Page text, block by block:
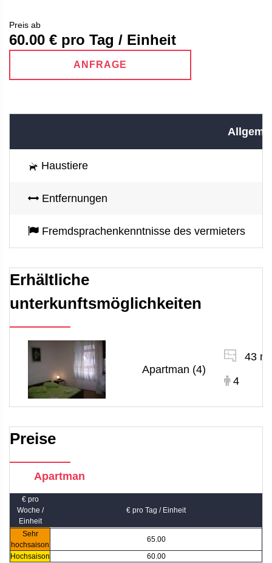
Preis ab
60.00 € pro Tag / Einheit
ANFRAGE
Haustiere
Entfernungen
Fremdsprachenkenntnisse des vermieters
Erhältliche
unterkunftsmöglichkeiten
Apartman (4)
43 m
4
Preise
Apartman
€ pro
Woche /
Einheit
€ pro Tag / Einheit
Sehr
hochsaison
65.00
Hochsaison
60.00